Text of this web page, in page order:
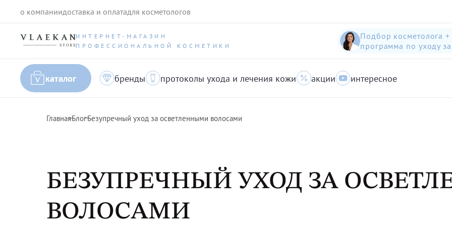
о компаниидоставка и оплатадля косметологов
ИНТЕРНЕТ-МАГАЗИН
ПРОФЕССИОНАЛЬНОЙ КОСМЕТИКИ
Подбор косметолога +
программа по уходу
каталог бренды протоколы ухода и лечения кожи акции интересное
ГлавнаяБлогБезупречный уход за осветленными волосами
БЕЗУПРЕЧНЫЙ УХОД ЗА
ВОЛОСАМИ